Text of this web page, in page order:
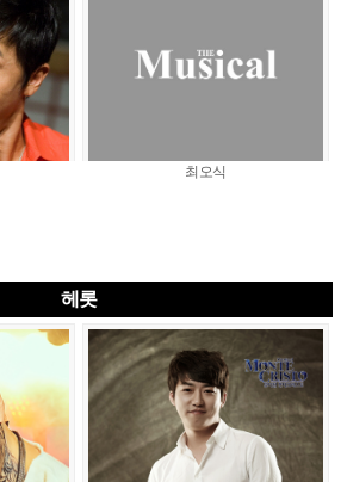
최오식
헤롯